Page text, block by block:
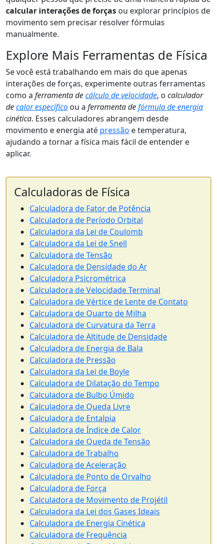
calcular interações de forças ou explorar princípios de
movimento sem precisar resolver fórmulas
manualmente.
Explore Mais Ferramentas de Física
Se você está trabalhando em mais do que apenas
interações de forças, experimente outras ferramentas
como a ferramenta decálculo de velocidade, o calculador
decalor específico ou a ferramenta defórmula de energia
cinética. Esses calculadores abrangem desde
movimento e energia até pressão e temperatura,
ajudando a tornar a física mais fácil de entender e
aplicar.
Calculadoras de Física
Calculadora de Fator de Potência
Calculadora de Período Orbital
Calculadora da Lei de Coulomb
Calculadora da Lei de Snell
Calculadora de Tensão
Calculadora de Densidade do Ar
Calculadora Psicrométrica
Calculadora de Velocidade Terminal
Calculadora de Vértice de Lente de Contato
Calculadora de Quarto de Milha
Calculadora de Curvatura da Terra
Calculadora de Altitude de Densidade
Calculadora de Energia de Bala
Calculadora de Pressão
Calculadora da Lei de Boyle
Calculadora de Dilatação do Tempo
Calculadora de Bulbo Úmido
Calculadora de Queda Livre
Calculadora de Entalpia
Calculadora de Índice de Calor
Calculadora de Queda de Tensão
Calculadora de Trabalho
Calculadora de Aceleração
Calculadora de Ponto de Orvalho
Calculadora de Força
Calculadora de Movimento de Projétil
Calculadora da Lei dos Gases Ideais
Calculadora de Energia Cinética
Calculadora de Frequência